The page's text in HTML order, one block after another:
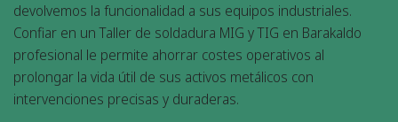
devolvemos la funcionalidad a sus equipos industriales.
Confiar en un Taller de soldadura MIG y TIG en Barakaldo
profesional le permite ahorrar costes operativos al
prolongar la vida útil de sus activos metálicos con
intervenciones precisas y duraderas.